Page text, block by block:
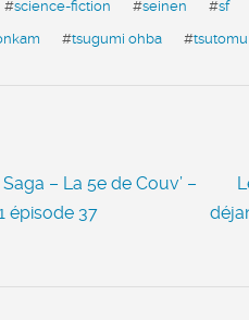
#science-fiction #seinen #sf
#tsugumi ohba #
– La 5e de Couv’ –
épisode 37